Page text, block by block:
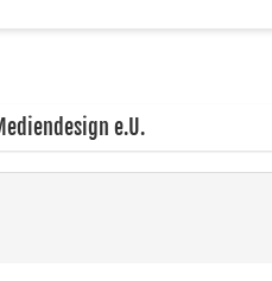
e.U.